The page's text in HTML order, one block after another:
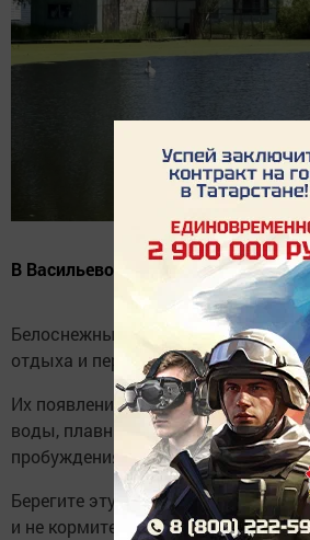
В Васильево прилетели лебеди
Белоснежные гости снова
отдыха и передышки в пути.
Их появление — всегда немного
воды, плавные движения и
пробуждения природы.
Берегите эту красоту: не шумите
и не кормите их хлебом. Лучше